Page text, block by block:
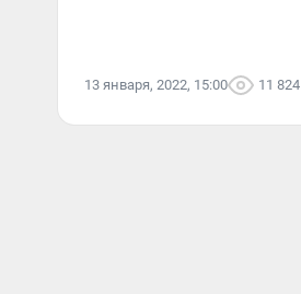
13 января, 2022, 15:00 11 824